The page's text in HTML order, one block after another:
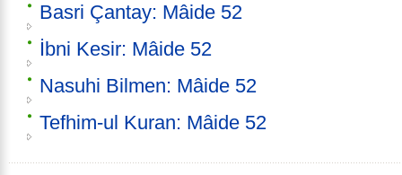
Basri Çantay: Mâide 52
İbni Kesir: Mâide 52
Nasuhi Bilmen: Mâide 52
Tefhim-ul Kuran: Mâide 52